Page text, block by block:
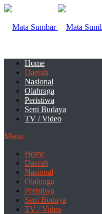
Home
Daerah
Nasional
Olahraga
Peristiwa
Seni Budaya
TV / Video
Menu
Home
Daerah
Nasional
Olahraga
Peristiwa
Seni Budaya
TV / Video